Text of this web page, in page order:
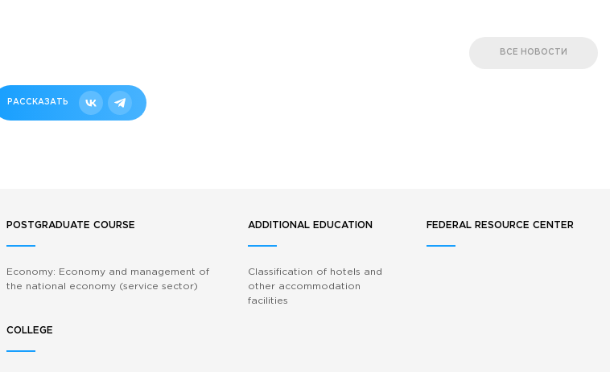
ВСЕ НОВОСТИ
РАССКАЗАТЬ
POSTGRADUATE COURSE
Economy: Economy and management of
the national economy (service sector)
COLLEGE
ADDITIONAL EDUCATION
Classification of hotels and
other accommodation
facilities
FEDERAL RESOURCE CENTER